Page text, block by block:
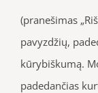
(pranešimas
pavyzdžių,
kūrybiškumą.
padedančias